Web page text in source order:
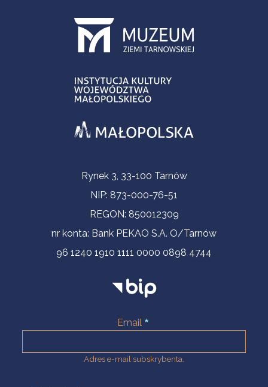
Informacje kontaktoweRynek 3, 33-100 Tarnów
NIP: 873-000-76-51
REGON: 850012309
nr konta: Bank PEKAO S.A. O/Tarnów
96 1240 1910 1111 0000 0898 4744
Email
Adres e-mail subskrybenta.